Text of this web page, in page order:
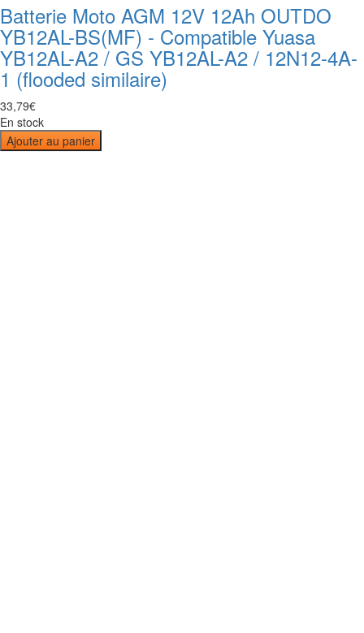
Batterie Moto AGM 12V 12Ah OUTDO
YB12AL-BS(MF) - Compatible Yuasa
YB12AL-A2 / GS YB12AL-A2 / 12N12-4A-
1 (flooded similaire)
33,79€
En stock
Ajouter au panier